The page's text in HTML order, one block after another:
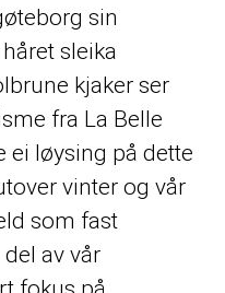
sin
sleika
kjaker ser
fra La Belle
ei løysing på dette
vinter og vår
som fast
av vår